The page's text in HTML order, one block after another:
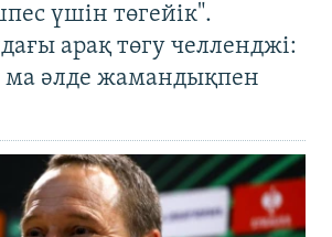
үшін төгейік".
арақ төгу челленджі:
әлде жамандықпен